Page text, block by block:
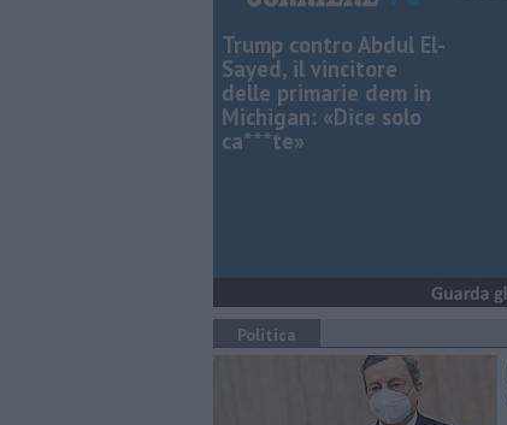
Trump contro Abdul El-
Sayed, il vincitore
delle primarie dem in
Michigan: «Dice solo
ca***te»
Politica